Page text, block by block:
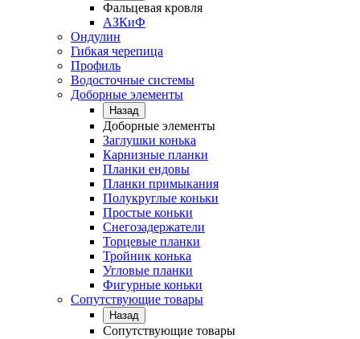
Фальцевая кровля
АЗКиФ
Ондулин
Гибкая черепица
Профиль
Водосточные системы
Доборные элементы
Назад
Доборные элементы
Заглушки конька
Карнизные планки
Планки ендовы
Планки примыкания
Полукруглые коньки
Простые коньки
Снегозадержатели
Торцевые планки
Тройник конька
Угловые планки
Фигурные коньки
Сопутствующие товары
Назад
Сопутствующие товары